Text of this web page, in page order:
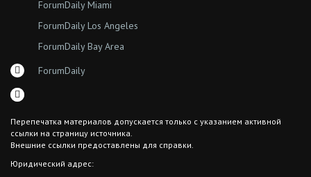
ForumDaily Miami
ForumDaily Los Angeles
ForumDaily Bay Area
ForumDaily
Перепечатка материалов допускается только с указанием активной
ссылки на страницу источника.
Внешние ссылки предоставлены для справки.
Юридический адрес: